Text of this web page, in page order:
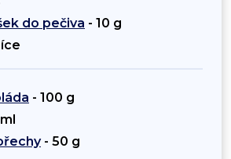
do pečiva - 10 g
- 100 g
- 50 g